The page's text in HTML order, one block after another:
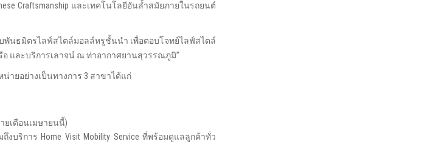
Craftsmanship และเทคโนโลยีอันล้ำสมัยภายในรถยนต์
พันธมิตรไลฟ์สไตล์มอลล์หรูชั้นนำ เพื่อตอบโจทย์ไลฟ์สไตล์
และบริการเลาจน์ ณ ท่าอากาศยานสุวรรณภูมิ”
ายอย่างเป็นทางการ 3 สาขาได้แก่
ยเดือนเมษายนนี้)
บริการ Home Visit Mobility Service ที่พร้อมดูแลลูกค้าทั่ว